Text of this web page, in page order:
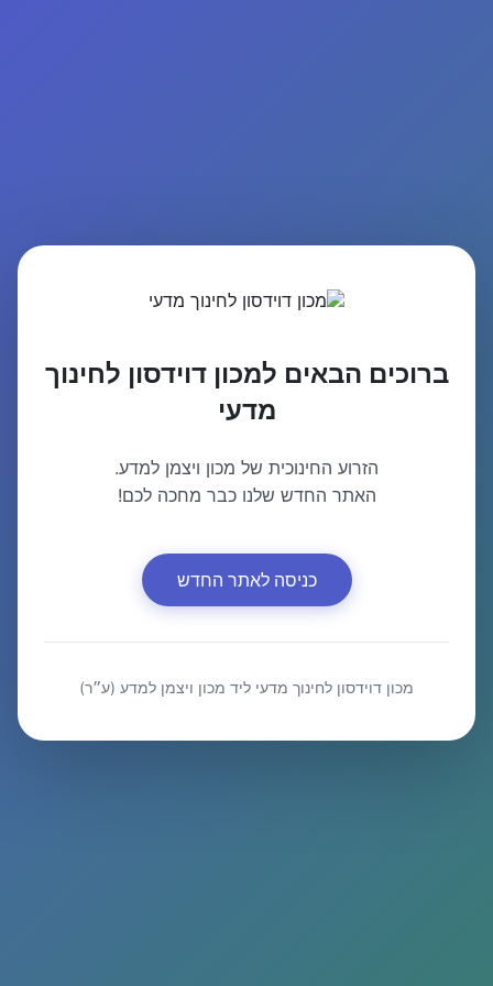
ברוכים הבאים למכון דוידסון לחינוך
מדעי
הזרוע החינוכית של מכון ויצמן למדע.
האתר החדש שלנו כבר מחכה לכם!
כניסה לאתר החדש
מכון דוידסון לחינוך מדעי ליד מכון ויצמן למדע (ע״ר)